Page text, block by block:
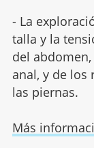
- La
talla y la
del
anal, y de los
las piernas.
Más